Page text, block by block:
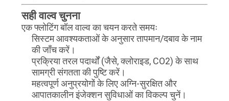
सही वाल्व चुनना
एक फ्लोटिंग बॉल वाल्व का चयन करते समयः
सिस्टम आवश्यकताओं के अनुसार तापमान/दबाव के नाम
की जाँच करें।
प्रक्रिया तरल पदार्थों (जैसे, क्लोराइड, CO2) के साथ
सामग्री संगतता की पुष्टि करें।
महत्वपूर्ण अनुप्रयोगों के लिए अग्नि-सुरक्षित और
आपातकालीन इंजेक्शन सुविधाओं का विकल्प चुनें।